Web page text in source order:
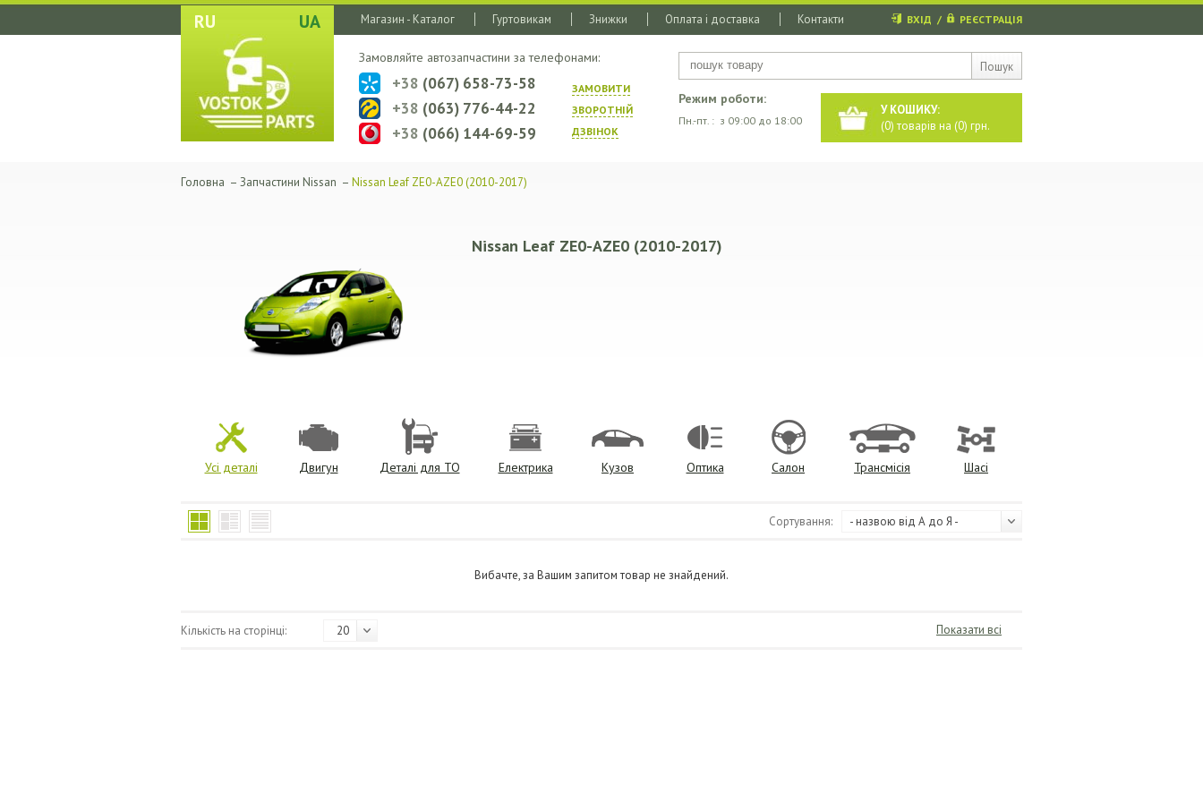
RU UA
Пошук
Магазин - Каталог Гуртовикам Знижки Оплата і доставка Контакти ВХІД / РЕЄСТРАЦІЯ
У КОШИКУ:
(0) товарів на (0) грн.
Режим роботи:
Пн.-пт. : з 09:00 до 18:00
Замовляйте автозапчастини за телефонами:
ЗАМОВИТИ
ЗВОРОТНIЙ
ДЗВIНОК
+38 (067) 658-73-58
+38 (063) 776-44-22
+38 (066) 144-69-59
Головна – Запчастини Nissan – Nissan Leaf ZE0-AZE0 (2010-2017)
Nissan Leaf ZE0-AZE0 (2010-2017)
Усі деталі Двигун Деталі для ТО Електрика Кузов Оптика Салон Трансмісія Шасі
- назвою від А до Я -
Сортування:
Вибачте, за Вашим запитом товар не знайдений.
Показати всі
20
Кількість на сторінці: